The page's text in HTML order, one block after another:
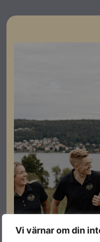
Vi värnar om din
En flexibel
Lämplig för såväl
befintlig anläggning för
flerbostadshus och
Specifikationer